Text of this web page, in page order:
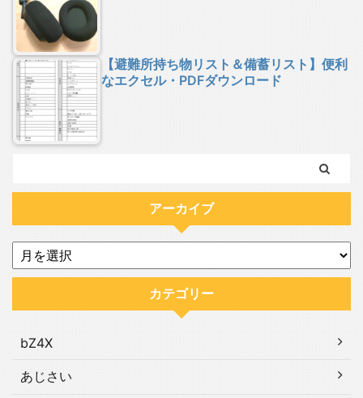
【避難所持ち物リスト＆備蓄リスト】便利
なエクセル・PDFダウンロード
アーカイブ
カテゴリー
bZ4X
あじさい